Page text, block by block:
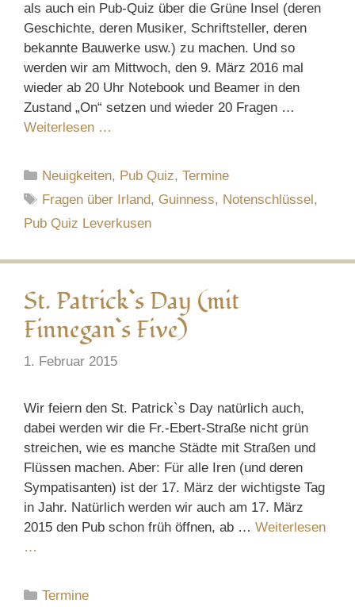
als auch ein Pub-Quiz über die Grüne Insel (deren
Geschichte, deren Musiker, Schriftsteller, deren
bekannte Bauwerke usw.) zu machen. Und so
werden wir am Mittwoch, den 9. März 2016 mal
wieder ab 20 Uhr Notebook und Beamer in den
Zustand „On“ setzen und wieder 20 Fragen …
Weiterlesen …
Kategorien
Neuigkeiten, Pub Quiz,Termine
Schlagwörter
Fragen über Irland, Guinness, Notenschlüssel,
Pub Quiz Leverkusen
St. Patrick`s Day (mit
Finnegan`s Five)
1. Februar 2015
Wir feiern den St. Patrick`s Day natürlich auch,
dabei werden wir die Fr.-Ebert-Straße nicht grün
streichen, wie es manche Städte mit Straßen und
Flüssen machen. Aber: Für alle Iren (und deren
Sympatisanten) ist der 17. März der wichtigste Tag
in Jahr. Natürlich werden wir auch am 17. März
2015 den Pub schon früh öffnen, ab … Weiterlesen
…
Kategorien
Termine